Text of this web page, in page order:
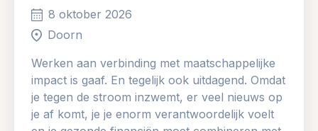
8 oktober 2026
Doorn
Werken aan verbinding met maatschappelijke
impact is gaaf. En tegelijk ook uitdagend. Omdat
je tegen de stroom inzwemt, er veel nieuws op
je af komt, je je enorm verantwoordelijk voelt